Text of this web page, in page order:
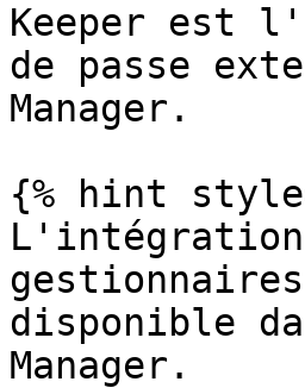
Keeper est
de passe
Manager.
{% hint
disponible
Manager.